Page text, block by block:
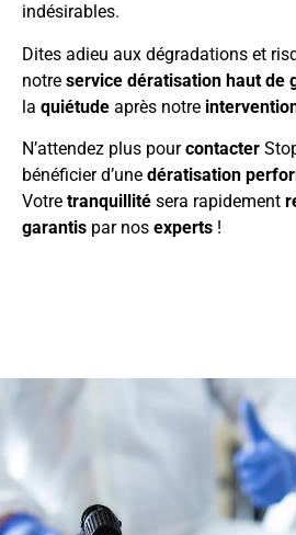
indésirables.
Dites adieu aux dégradations et
notre service dératisation haut de
la quiétude après notre
N’attendez plus pourcontacter
bénéficier d’une dératisation
Votre tranquillité sera rapidement
garantis par nos experts !